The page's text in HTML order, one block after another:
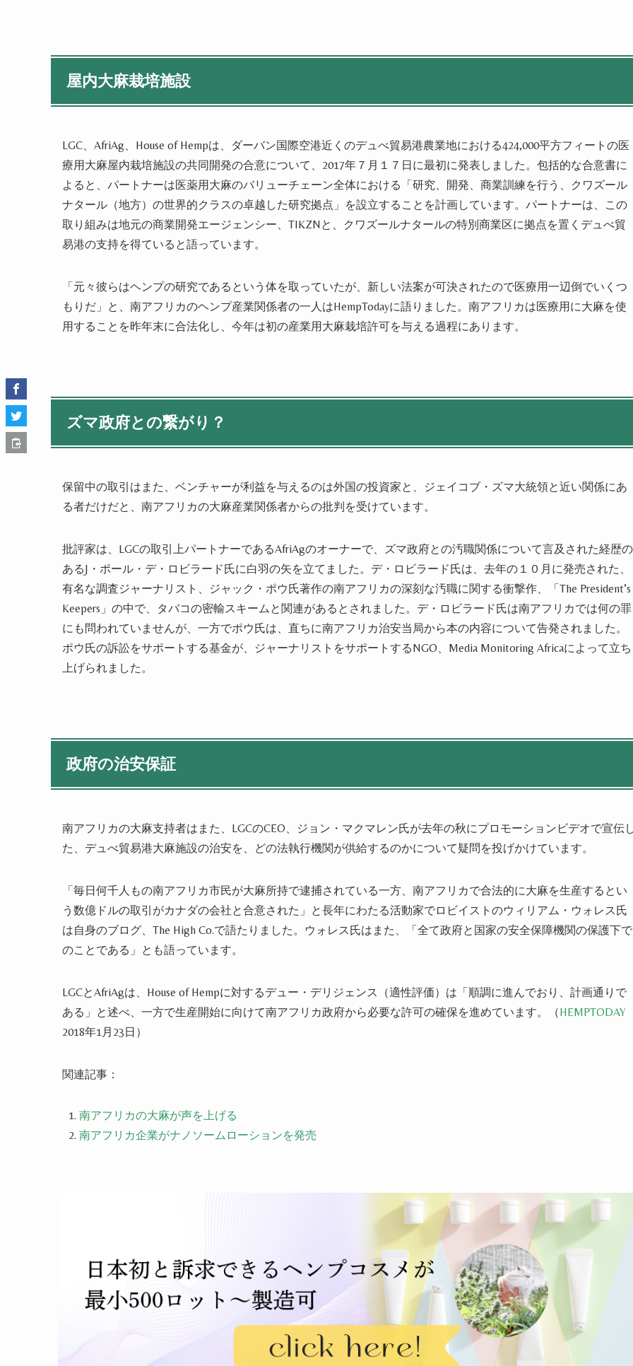
屋内大麻栽培施設
LGC、AfriAg、House of Hempは、ダーバン国際空港近くのデュべ貿易港農業地における424,000平方フィートの医
療用大麻屋内栽培施設の共同開発の合意について、2017年７月１７日に最初に発表し ました。包括的な合意書に
よると、パートナーは医薬用大麻のバリューチェーン全体における「研究、開発、商業訓練を行う、クワズール
ナタール（地方）の世界的クラスの卓越した研究拠点」を設立することを計画してい ます。パートナーは、この
取り組みは地元の商業開発エージェンシー、TIKZNと、クワズールナタールの特別商業区に拠点を置くデュべ貿
易港の支持を得ていると語ってい ます。
「元々彼らはヘンプの研究であるという体を取っていたが、新しい法案が可決されたので医療用一辺倒でいくつ
もりだ」と、南アフリカのヘンプ産業関係者の一人はHempTodayに語りました。南アフリカは医療用に大麻を使
用することを昨年末に合法化し、今年は初の産業用大麻栽培許可を与える過程にあ ります。
ズマ政府との繋がり？
保留中の取引はまた、ベンチャーが利益を与えるのは外国の投資家と、ジェイコブ・ズマ大統領と近い関係にあ
る者だけだと、南アフリカの大麻産業関係者からの批判を受けてい ます。
批評家は、LGCの取引上パートナーであるAfriAgのオーナーで、 ズマ政府との汚職関係について言及された経歴の
あるJ・ポール・デ・ロビラード氏に白羽の矢を立て ました。デ・ロビラード氏は、去年の１０月に発売された、
有名な調査ジャーナリスト、ジャック・ポウ氏著作の南アフリカの深刻な汚職に関する衝撃作 、「The President’s
Keepers」の中で、タバコの密輸スキームと関連があるとされました。デ・ロビラード氏は南アフリカでは何の罪
にも問われていませんが、 一方でポウ氏は、直ちに南アフリカ治安当局から本の内容について告発されました。
ポウ氏の訴訟をサポートする基金が、ジャーナリストをサポートするNGO、Media Monitoring Africaによって立ち
上げられました 。
政府の治安保証
南アフリカの大麻支持者はまた、LGCのCEO、ジョン・マクマレン氏が去年の秋にプロモーションビデオで宣伝
た
デュべ貿易港大麻施設の治安を、どの法執行機関が供給するのかについて疑問を投げかけています。
「毎日何千人もの南アフリカ市民が大麻所持で逮捕されている一方、南アフリカで合法的に大麻を生産するとい
う数億ドルの取引がカナダの会社と合意された」と長年にわたる活動家でロビイストのウィリアム・ウォレス氏
は自身のブログ、The High Co.で語た りました 。 ウォレス氏はまた、 「全て政府と国家の安全保障機関の保護下で
のことである」 とも語っています。
LGCとAfriAgは、House of Hempに対するデュー・デリジェンス （適性評価） は「順調に進んでおり、計画通りで
ある」と述べ、一方で生産開始に向けて南アフリカ政府から必要な許可の確保を進めてい ます。 （HEMPTODAY
2018年1月23日）
関連記事：
南アフリカの大麻が声を上げる
南アフリカ企業がナノソームローションを発売